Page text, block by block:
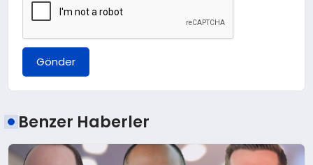
Gönder
Benzer Haberler